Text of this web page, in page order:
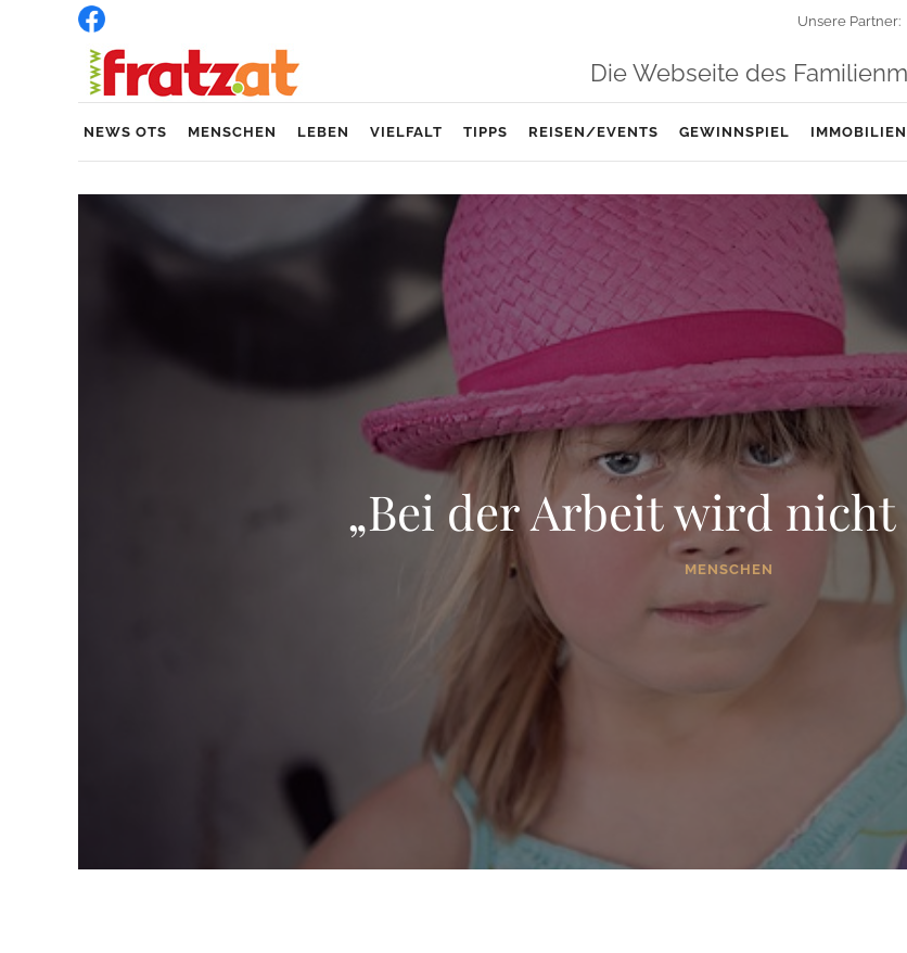
Unsere Partner:
Die Webseite des
NEWS OTS MENSCHEN LEBEN VIELFALT TIPPS REISEN/EVENTS GEWINNSPIEL IMMOBILIEN
„Bei der Arbeit wird
MENSCHEN